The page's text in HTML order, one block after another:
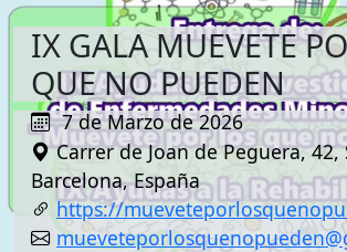
IX GALA MUEVETE
QUE NO PUEDEN
7 de Marzo de 2026
Carrer de Joan de Peguera,
Barcelona, España
https://